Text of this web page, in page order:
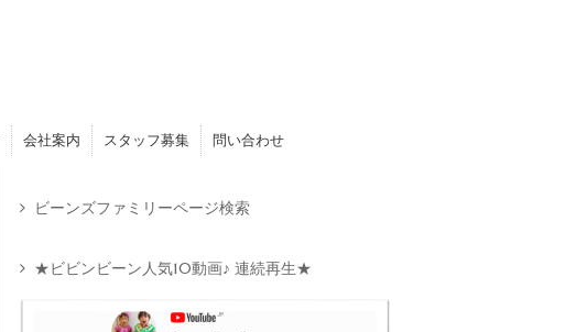
会社案内 スタッフ募集 問い合わせ
ビーンズファミリーページ検索
★ビビンビーン人気10動画♪ 連続再生★